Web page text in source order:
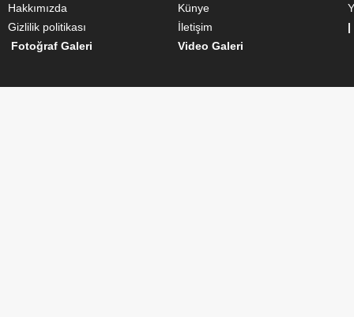
Hakkımızda Künye
Gizlilik politikası
İletişim
|
Fotoğraf Galeri
Video Galeri